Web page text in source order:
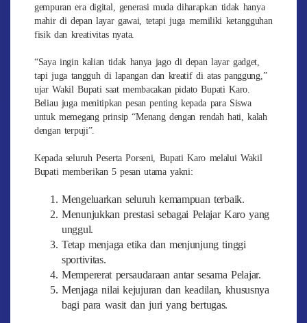
gempuran era digital, generasi muda diharapkan tidak hanya
mahir di depan layar gawai, tetapi juga memiliki ketangguhan
fisik dan kreativitas nyata.
“Saya ingin kalian tidak hanya jago di depan layar gadget,
tapi juga tangguh di lapangan dan kreatif di atas panggung,”
ujar Wakil Bupati saat membacakan pidato Bupati Karo.
Beliau juga menitipkan pesan penting kepada para Siswa
untuk memegang prinsip “Menang dengan rendah hati, kalah
dengan terpuji”.
Kepada seluruh Peserta Porseni, Bupati Karo melalui Wakil
Bupati memberikan 5 pesan utama yakni:
Mengeluarkan seluruh kemampuan terbaik.
Menunjukkan prestasi sebagai Pelajar Karo yang
unggul.
Tetap menjaga etika dan menjunjung tinggi
sportivitas.
Mempererat persaudaraan antar sesama Pelajar.
Menjaga nilai kejujuran dan keadilan, khususnya
bagi para wasit dan juri yang bertugas.